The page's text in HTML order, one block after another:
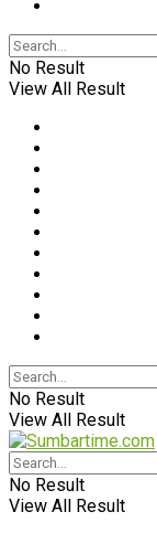
No Result
View All Result
No Result
View All Result
No Result
View All Result